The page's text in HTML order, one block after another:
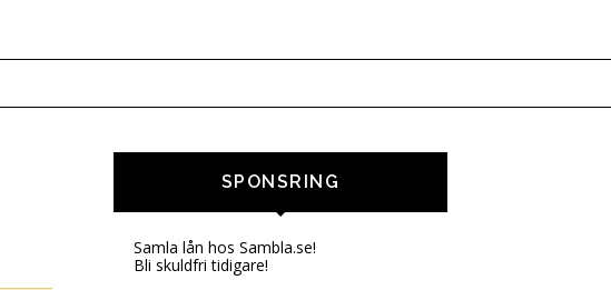
SPONSRING
Samla lån hos Sambla.se!
Bli skuldfri tidigare!